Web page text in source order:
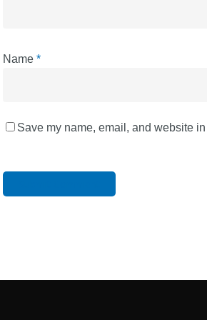
Name *
Save my name, email, and website